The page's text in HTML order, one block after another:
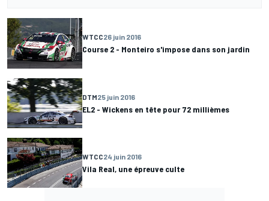
WTCC26 juin 2016
Course 2 - Monteiro s'impose dans son jardin
DTM25 juin 2016
EL2 - Wickens en tête pour 72 millièmes
WTCC24 juin 2016
Vila Real, une épreuve culte